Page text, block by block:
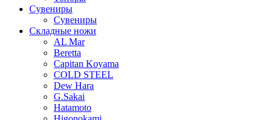
Сувениры
Сувениры
Складные ножи
AL Mar
Beretta
Capitan Koyama
COLD STEEL
Dew Hara
G.Sakai
Hatamoto